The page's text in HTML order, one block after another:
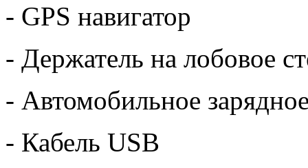
- GPS навигатор
- Держатель на лобовое
- Автомобильное
- Кабель USB